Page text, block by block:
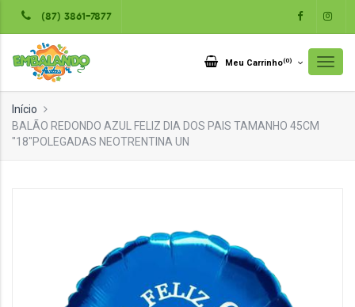
(87) 3861-7877
Meu Carrinho(0)
Início
BALÃO REDONDO AZUL FELIZ DIA DOS PAIS TAMANHO 45CM
"18"POLEGADAS NEOTRENTINA UN